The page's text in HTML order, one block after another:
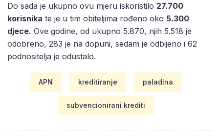
Do sada je ukupno ovu mjeru iskoristilo 27.700
korisnika te je u tim obiteljima rođeno oko 5.300
djece. Ove godine, od ukupno 5.870, njih 5.518 je
odobreno, 283 je na dopuni, sedam je odbijeno i 62
podnositelja je odustalo.
APN kreditiranje paladina
subvencionirani krediti